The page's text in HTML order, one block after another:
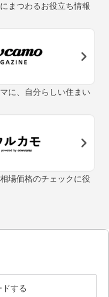
まつわるお役立ち情報
に、自分らしい住まい
場価格のチェックに役
する